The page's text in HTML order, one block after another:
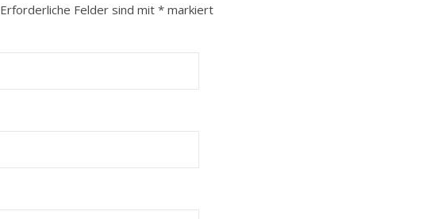
Erforderliche Felder sind mit * markiert